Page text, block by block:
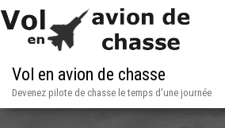
Vol en avion de chasse
Devenez pilote de chasse le temps d'une journée